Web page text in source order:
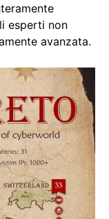
esperti non
avanzata.